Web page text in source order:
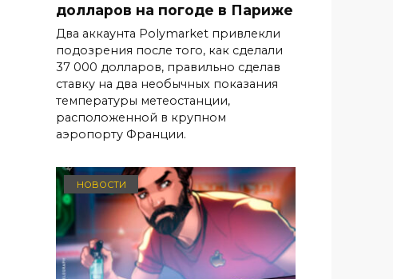
долларов на погоде в Париже
Два аккаунта Polymarket привлекли
подозрения после того, как сделали
37 000 долларов, правильно сделав
ставку на два необычных показания
температуры метеостанции,
расположенной в крупном
аэропорту Франции.
НОВОСТИ